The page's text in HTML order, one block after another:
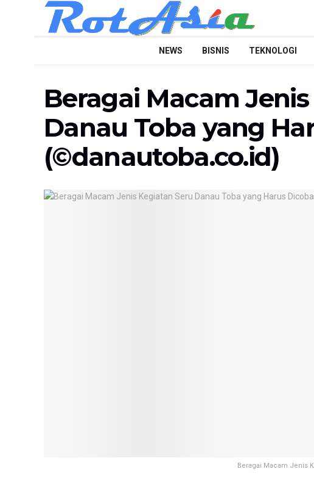
NEWS BISNIS TEKNOLOGI
Beragai Macam
Danau Toba yang
(©danautoba.co.id)
Beragai Macam Jenis